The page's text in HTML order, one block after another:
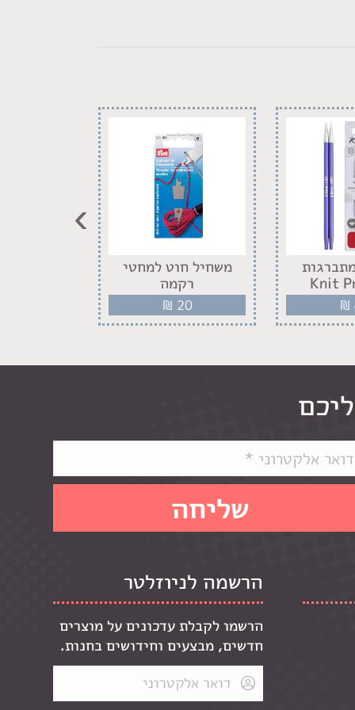
Knit
₪
משחיל חוט למחטי
רקמה
₪ 20
›
הרשמה לניוזלטר
הרשמו לקבלת עדכונים על מוצרים
חדשים, מבצעים וחידושים בחנות.